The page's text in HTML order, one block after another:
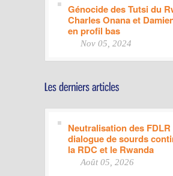
Génocide des Tutsi du
Charles Onana et
en profil bas
Nov 05, 2024
Neutralisation des FDLR
dialogue de sourds
la RDC et le Rwanda
Août 05, 2026